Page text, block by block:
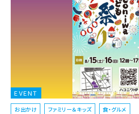
EVENT
お出かけ ファミリー＆キッズ 食・グルメ